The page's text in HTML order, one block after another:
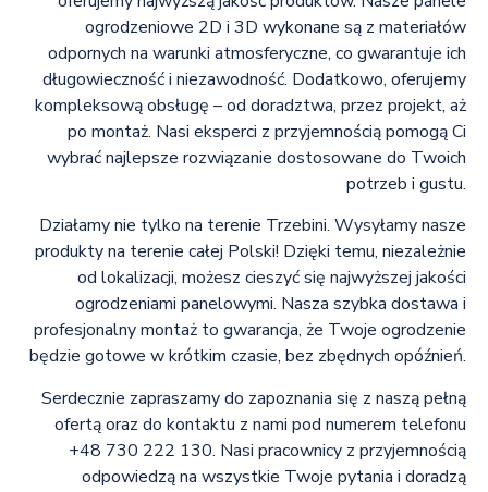
ogrodzeniowe 2D i 3D wykonane są z materiałów
odpornych na warunki atmosferyczne, co gwarantuje ich
długowieczność i niezawodność. Dodatkowo, oferujemy
kompleksową obsługę – od doradztwa, przez projekt, aż
po montaż. Nasi eksperci z przyjemnością pomogą Ci
wybrać najlepsze rozwiązanie dostosowane do Twoich
potrzeb i gustu.
Działamy nie tylko na terenie Trzebini. Wysyłamy nasze
produkty na terenie całej Polski! Dzięki temu, niezależnie
od lokalizacji, możesz cieszyć się najwyższej jakości
ogrodzeniami panelowymi. Nasza szybka dostawa i
profesjonalny montaż to gwarancja, że Twoje ogrodzenie
będzie gotowe w krótkim czasie, bez zbędnych opóźnień.
Serdecznie zapraszamy do zapoznania się z naszą pełną
ofertą oraz do kontaktu z nami pod numerem telefonu
+48 730 222 130. Nasi pracownicy z przyjemnością
odpowiedzą na wszystkie Twoje pytania i doradzą